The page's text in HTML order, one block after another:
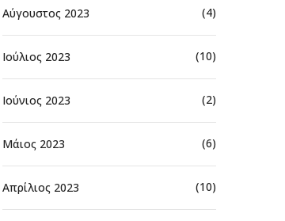
Αύγουστος 2023 (4)
Ιούλιος 2023 (10)
Ιούνιος 2023 (2)
Μάιος 2023 (6)
Απρίλιος 2023 (10)